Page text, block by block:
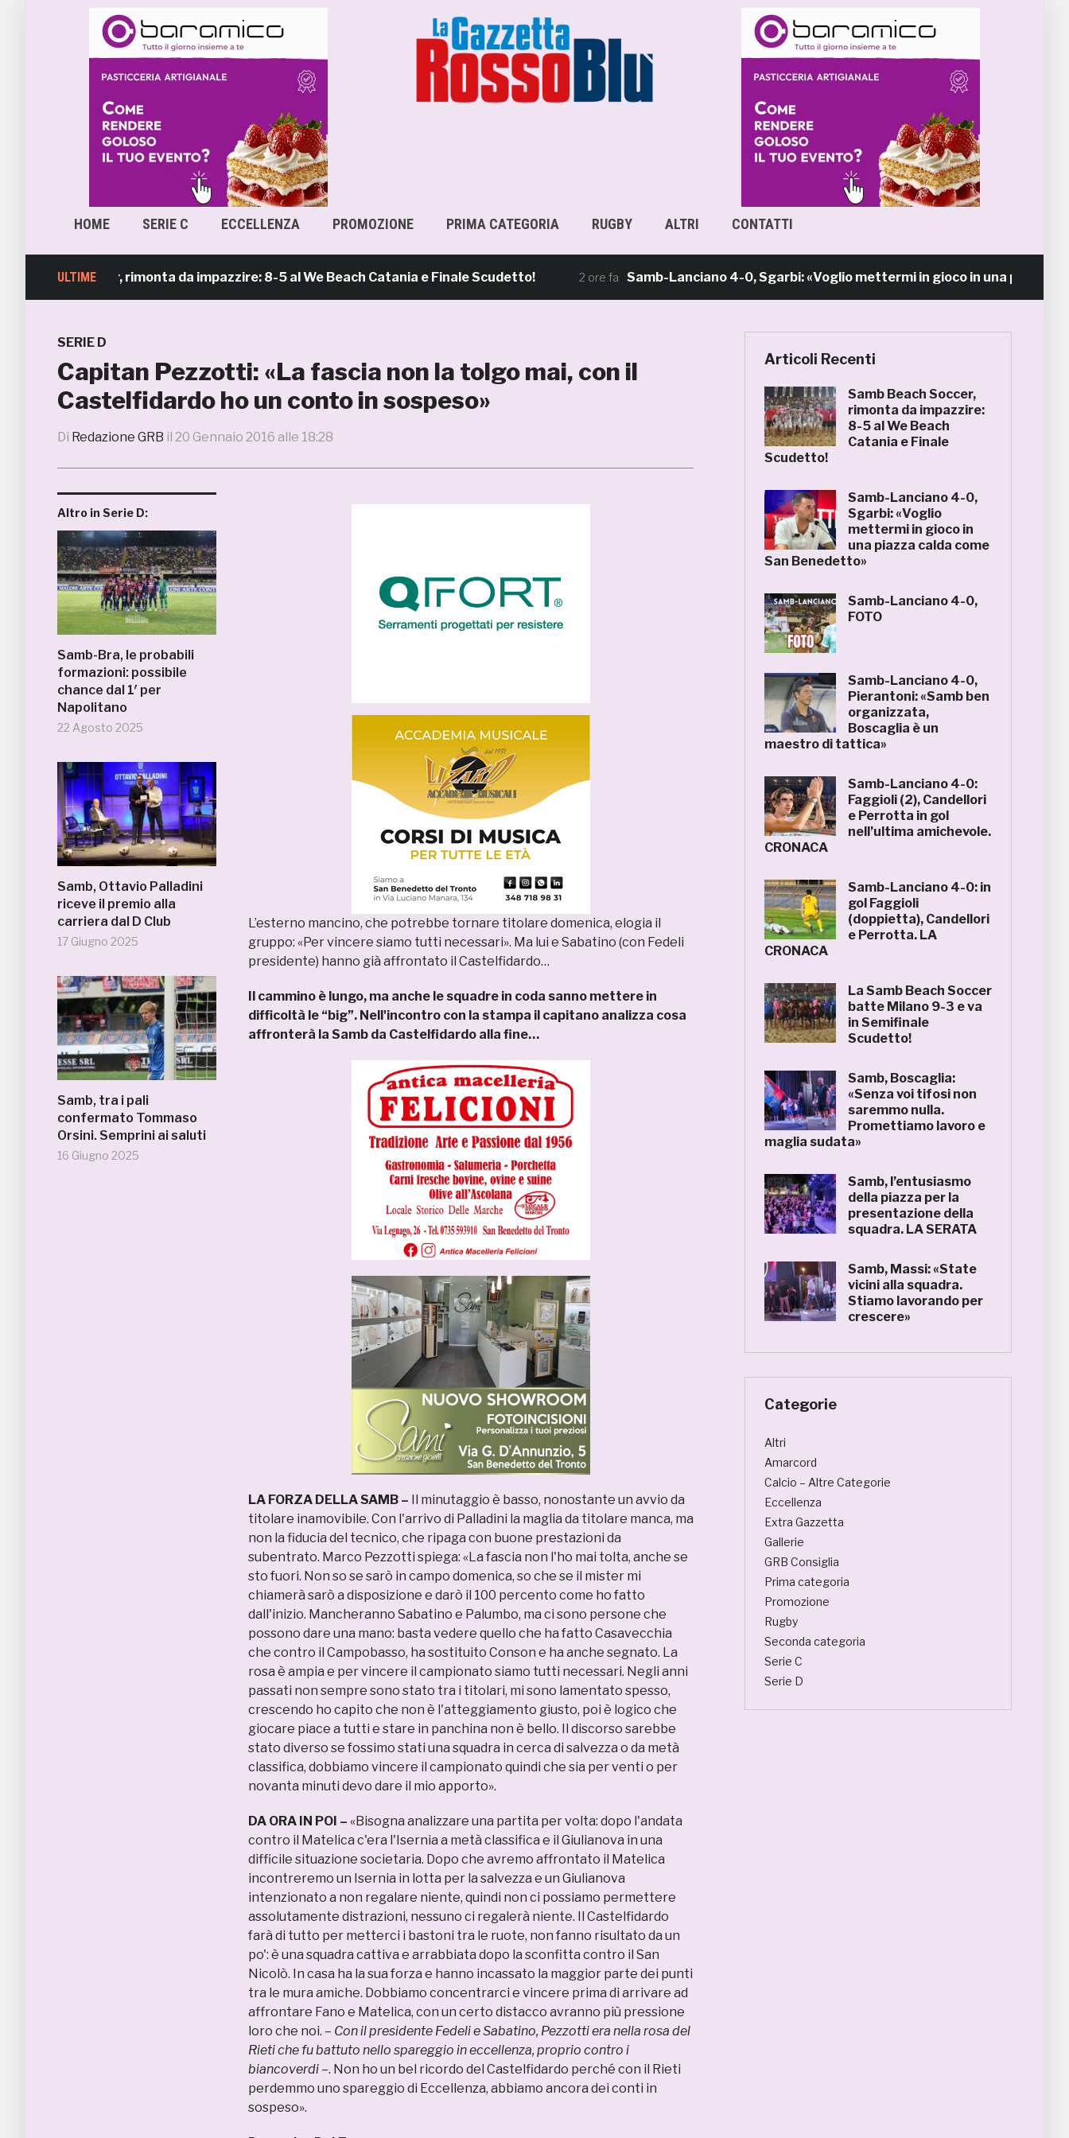
HOME SERIE C ECCELLENZA PROMOZIONE PRIMA CATEGORIA RUGBY ALTRI CONTATTI
ULTIME
Soccer, rimonta da impazzire: 8-5 al We Beach Catania e Finale Scudetto! Samb-Lanciano 4-0, Sgarbi: «Voglio mettermi in gioco in una piazza calda
SERIE D
Capitan Pezzotti: «La fascia non la tolgo mai, con il
Castelfidardo ho un conto in sospeso»
Di Redazione GRB il 20 Gennaio 2016 alle 18:28
Altro in Serie D:
Samb-Bra, le probabili
formazioni: possibile
chance dal 1′ per
Napolitano
22 Agosto 2025
Samb, Ottavio Palladini
riceve il premio alla
carriera dal D Club
17 Giugno 2025
Samb, tra i pali
confermato Tommaso
Orsini. Semprini ai saluti
16 Giugno 2025
L’esterno mancino, che potrebbe tornare titolare domenica, elogia il
gruppo: «Per vincere siamo tutti necessari». Ma lui e Sabatino (con Fedeli
presidente) hanno già affrontato il Castelfidardo…
Il cammino è lungo, ma anche le squadre in coda sanno mettere in
difficoltà le “big”. Nell'incontro con la stampa il capitano analizza cosa
affronterà la Samb da Castelfidardo alla fine…
LA FORZA DELLA SAMB – Il minutaggio è basso, nonostante un avvio da
titolare inamovibile. Con l'arrivo di Palladini la maglia da titolare manca, ma
non la fiducia del tecnico, che ripaga con buone prestazioni da
subentrato. Marco Pezzotti spiega: «La fascia non l'ho mai tolta, anche se
sto fuori. Non so se sarò in campo domenica, so che se il mister mi
chiamerà sarò a disposizione e darò il 100 percento come ho fatto
dall'inizio. Mancheranno Sabatino e Palumbo, ma ci sono persone che
possono dare una mano: basta vedere quello che ha fatto Casavecchia
che contro il Campobasso, ha sostituito Conson e ha anche segnato. La
rosa è ampia e per vincere il campionato siamo tutti necessari. Negli anni
passati non sempre sono stato tra i titolari, mi sono lamentato spesso,
crescendo ho capito che non è l'atteggiamento giusto, poi è logico che
giocare piace a tutti e stare in panchina non è bello. Il discorso sarebbe
stato diverso se fossimo stati una squadra in cerca di salvezza o da metà
classifica, dobbiamo vincere il campionato quindi che sia per venti o per
novanta minuti devo dare il mio apporto».
DA ORA IN POI – «Bisogna analizzare una partita per volta: dopo l'andata
contro il Matelica c'era l'Isernia a metà classifica e il Giulianova in una
difficile situazione societaria. Dopo che avremo affrontato il Matelica
incontreremo un Isernia in lotta per la salvezza e un Giulianova
intenzionato a non regalare niente, quindi non ci possiamo permettere
assolutamente distrazioni, nessuno ci regalerà niente. Il Castelfidardo
farà di tutto per metterci i bastoni tra le ruote, non fanno risultato da un
po': è una squadra cattiva e arrabbiata dopo la sconfitta contro il San
Nicolò. In casa ha la sua forza e hanno incassato la maggior parte dei punti
tra le mura amiche. Dobbiamo concentrarci e vincere prima di arrivare ad
affrontare Fano e Matelica, con un certo distacco avranno più pressione
loro che noi. – Con il presidente Fedeli e Sabatino, Pezzotti era nella rosa del
Rieti che fu battuto nello spareggio in eccellenza, proprio contro i
biancoverdi –. Non ho un bel ricordo del Castelfidardo perché con il Rieti
perdemmo uno spareggio di Eccellenza, abbiamo ancora dei conti in
sospeso».
Articoli Recenti
Samb Beach Soccer,
rimonta da impazzire:
8-5 al We Beach
Catania e Finale
Scudetto!
Samb-Lanciano 4-0,
Sgarbi: «Voglio
mettermi in gioco in
una piazza calda come
San Benedetto»
Samb-Lanciano 4-0,
FOTO
Samb-Lanciano 4-0,
Pierantoni: «Samb ben
organizzata,
Boscaglia è un
maestro di tattica»
Samb-Lanciano 4-0:
Faggioli (2), Candellori
e Perrotta in gol
nell’ultima amichevole.
CRONACA
Samb-Lanciano 4-0: in
gol Faggioli
(doppietta), Candellori
e Perrotta. LA
CRONACA
La Samb Beach Soccer
batte Milano 9-3 e va
in Semifinale
Scudetto!
Samb, Boscaglia:
«Senza voi tifosi non
saremmo nulla.
Promettiamo lavoro e
maglia sudata»
Samb, l’entusiasmo
della piazza per la
presentazione della
squadra. LA SERATA
Samb, Massi: «State
vicini alla squadra.
Stiamo lavorando per
crescere»
Categorie
Altri
Amarcord
Calcio – Altre Categorie
Eccellenza
Extra Gazzetta
Gallerie
GRB Consiglia
Prima categoria
Promozione
Rugby
Seconda categoria
Serie C
Serie D